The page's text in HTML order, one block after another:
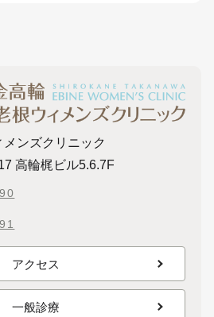
ンズクリニック
高輪梶ビル5.6.7F
アクセス
一般診療